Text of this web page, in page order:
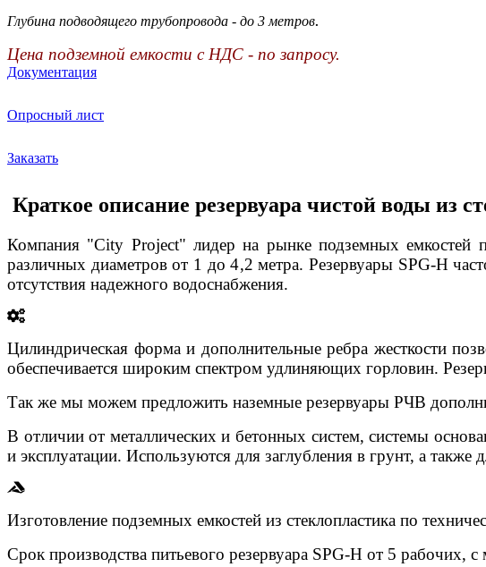
Глубина подводящего трубопровода - до 3 метров.
Цена подземной емкости с НДС - по запросу.
Документация
Опросный лист
Заказать
Краткое описание резервуара чистой воды из
Компания "City Project" лидер на рынке подземных емкостей
различных диаметров от 1 до 4,2 метра. Резервуары SPG-H
отсутствия надежного водоснабжения.
Цилиндрическая форма и дополнительные ребра жесткости
обеспечивается широким спектром удлиняющих горловин.
Так же мы можем предложить наземные резервуары РЧВ
В отличии от металлических и бетонных систем, системы
и эксплуатации. Используются для заглубления в грунт, а также
Изготовление подземных емкостей из стеклопластика по
Срок производства питьевого резервуара SPG-H от 5 рабочих, с